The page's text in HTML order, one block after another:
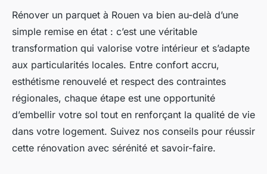
Rénover votre parquet à rouen
: transformez votre sol
Robin•17 octobre 2025•8 min de lecture
Rénover un parquet à Rouen va bien au-delà d’une
simple remise en état : c’est une véritable
transformation qui valorise votre intérieur et s’adapte
aux particularités locales. Entre confort accru,
esthétisme renouvelé et respect des contraintes
régionales, chaque étape est une opportunité
d’embellir votre sol tout en renforçant la qualité de vie
dans votre logement. Suivez nos conseils pour réussir
cette rénovation avec sérénité et savoir-faire.